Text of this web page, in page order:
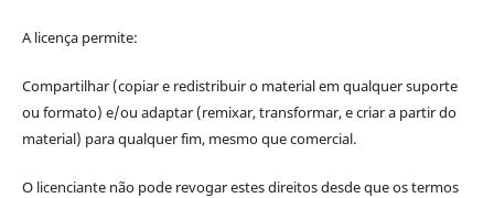
A licença permite:
Compartilhar (copiar e redistribuir o material em qualquer suporte
ou formato) e/ou adaptar (remixar, transformar, e criar a partir do
material) para qualquer fim, mesmo que comercial.
O licenciante não pode revogar estes direitos desde que os termos